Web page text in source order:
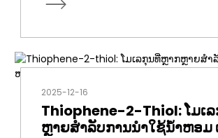
2025-12-16
Thiophene-2-Thiol: ໂມເ
ຫຼາຍສຳລັບການນຳໃຊ້ນ້ຳຫອມ